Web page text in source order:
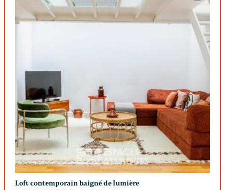
Loft contemporain baigné de lumière